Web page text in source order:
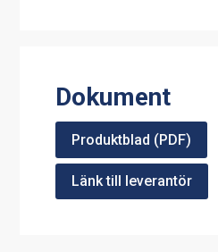
Dokument
Produktblad (PDF)
Länk till leverantör